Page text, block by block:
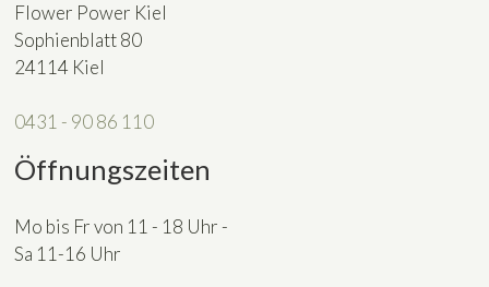
Flower Power Kiel
Sophienblatt 80
24114 Kiel
0431 - 90 86 110
Öffnungszeiten
Mo bis Fr von 11 - 18 Uhr -
Sa 11-16 Uhr